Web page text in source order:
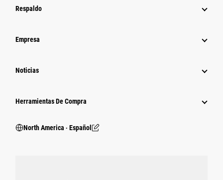
Respaldo
Empresa
Noticias
Herramientas De Compra
North America ‧ Español